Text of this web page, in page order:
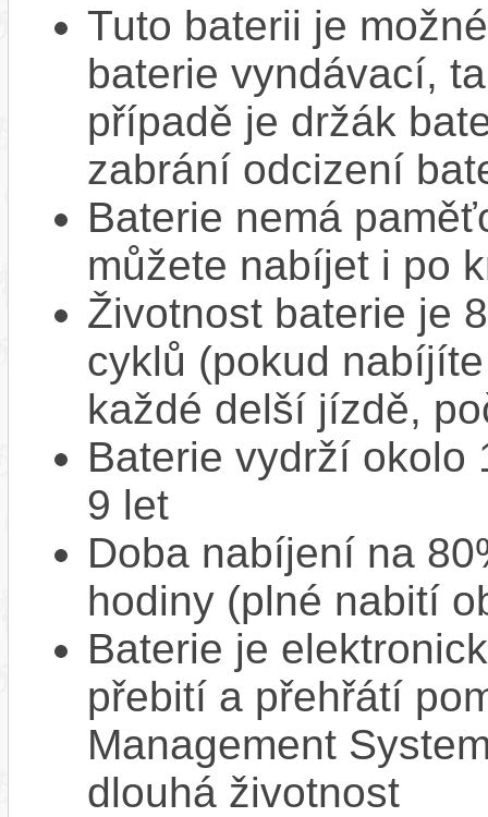
Tuto baterii je
baterie vyndávací,
případě je držák
zabrání odcizení
Baterie nemá
můžete nabíjet i po
Životnost baterie je
cyklů (pokud
každé delší jízdě,
Baterie vydrží okolo
9 let
Doba nabíjení na
hodiny (plné nabití
Baterie je
přebití a přehřátí
Management
dlouhá životnost